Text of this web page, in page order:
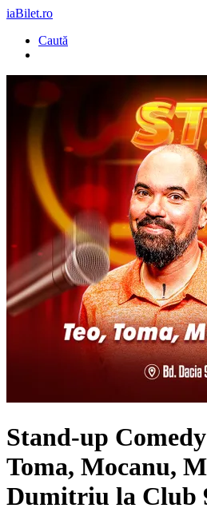
iaBilet.ro
Caută
Stand-up
Toma, Mocanu,
Dumitriu la Club